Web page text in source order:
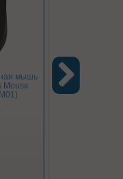
мышь
Mouse